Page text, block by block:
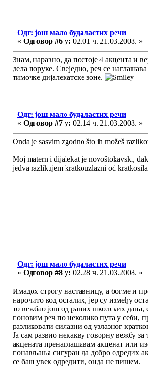
Одг: још мало будаластих речи
« Одговор #6 у: 02.01 ч. 21.03.2008. »
Знам, наравно, да постоје 4 акцента и
дела поруке. Свеједно, реч се
тимочке дијалекатске зоне.
Одг: још мало будаластих речи
« Одговор #7 у: 02.14 ч. 21.03.2008. »
Onda je sasvim zgodno što ih možeš
Moj maternji dijalekat je novoštokavski,
jedva razlikujem kratkouzlazni od
Одг: још мало будаластих речи
« Одговор #8 у: 02.28 ч. 21.03.2008. »
Имадох строгу наставницу, а богме и
нарочито код осталих, јер су између
то вежбао још од раних школских дана,
поновим реч по неколико пута у себи,
разликовати силазни од узлазног
Ја сам развио некакву говорну вежбу
акцената пренаглашавам акценат или
понављања сигуран да добро одредих
се баш увек одредити, онда не пишем.